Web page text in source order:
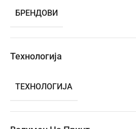
БРЕНДОВИ
Технологија
ТЕХНОЛОГИЈА